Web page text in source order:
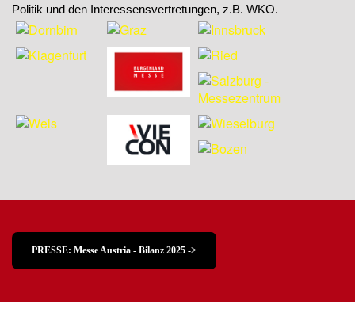
Politik und den Interessensvertretungen, z.B. WKO.
PRESSE: Messe Austria - Bilanz 2025 ->